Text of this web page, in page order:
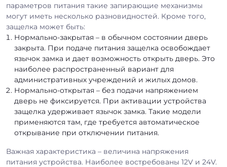
параметров питания такие запирающие механизмы
могут иметь несколько разновидностей. Кроме того,
защелка может быть:
Нормально-закрытая – в обычном состоянии дверь
закрыта. При подаче питания защелка освобождает
язычок замка и дает возможность открыть дверь. Это
наиболее распространенный вариант для
административных учреждений и жилых домов.
Нормально-открытая – без подачи напряжением
дверь не фиксируется. При активации устройства
защелка удерживает язычок замка. Такие модели
применяются там, где требуется автоматическое
открывание при отключении питания.
Важная характеристика – величина напряжения
питания устройства. Наиболее востребованы 12V и 24V.